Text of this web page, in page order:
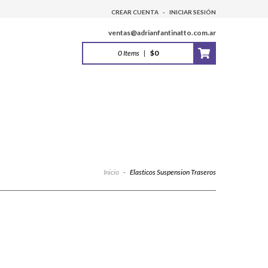
CREAR CUENTA - INICIAR SESIÓN
ventas@adrianfantinatto.com.ar
0Items | $0
Inicio - Elasticos Suspension Traseros